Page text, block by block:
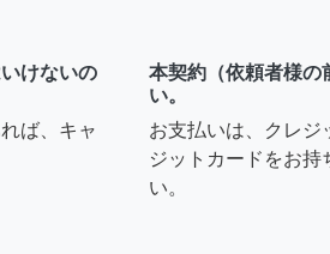
けないの
ば、キャ
本契約（依頼者様の
い。
お支払いは、クレジ
ジットカードをお持
い。